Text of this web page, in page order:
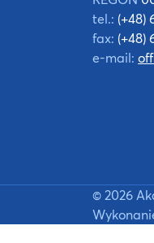
tel.: (+48)
fax: (+48)
e-mail:
© 2026